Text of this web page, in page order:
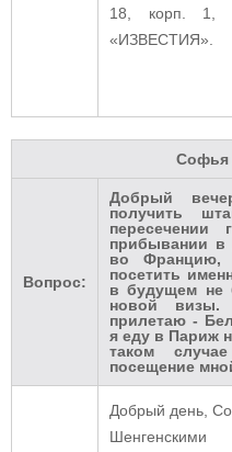
18, корп. 1,
«ИЗВЕСТИЯ».
Софья
Вопрос:
Добрый
получить
пересечении
прибывании в
во Францию,
посетить
в будущем не
новой
прилетаю -
я еду в Париж
таком
посещение
Добрый день,
Шенгенскими